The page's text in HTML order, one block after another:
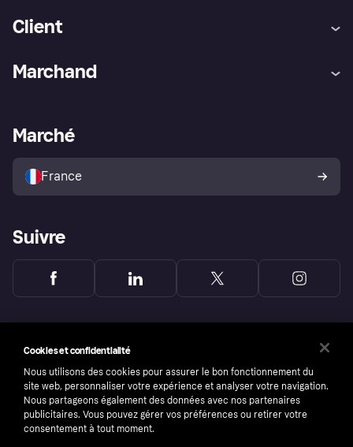
Client
Explorez les magasins
Politique de protection de
l’acheteur Klarna
Marchand
Portail Marchand
Marché
France
Suivre
Cookies et confidentialité
Nous utilisons des cookies pour assurer le bon fonctionnement du
site web, personnaliser votre expérience et analyser votre navigation.
Nous partageons également des données avec nos partenaires
publicitaires. Vous pouvez gérer vos préférences ou retirer votre
consentement à tout moment.